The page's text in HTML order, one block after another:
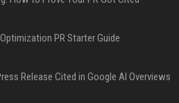
PR Starter Guide
Release Cited in Google AI Overviews